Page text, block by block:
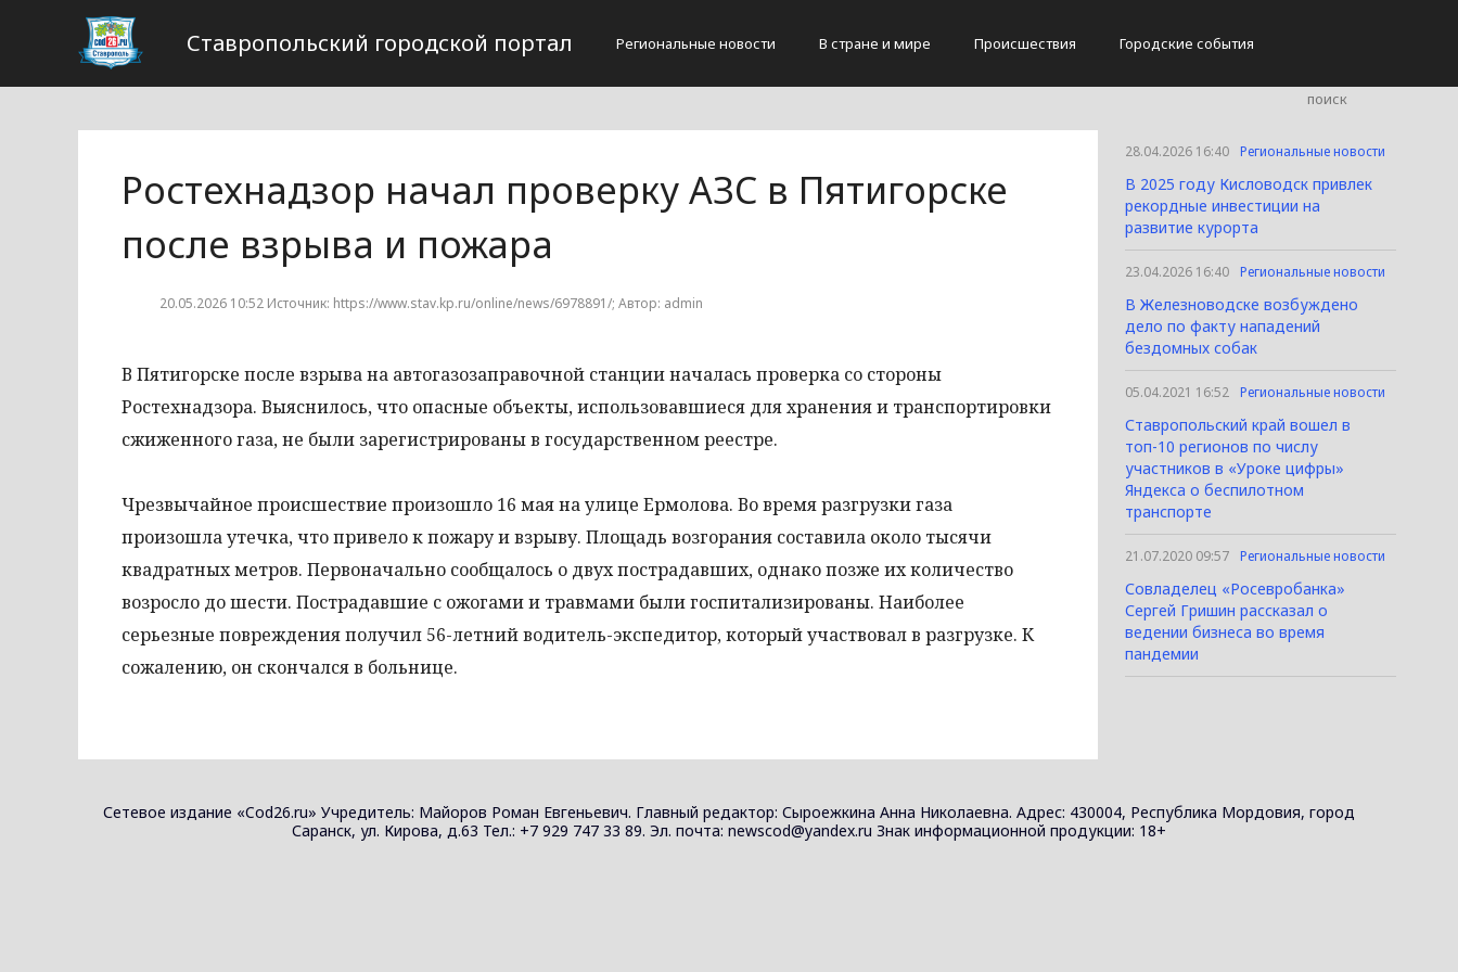
Ставропольский городской портал Региональные новости В стране и мире Происшествия Городские события
Ростехнадзор начал проверку АЗС в Пятигорске
после взрыва и пожара
20.05.2026 10:52 Источник: https://www.stav.kp.ru/online/news/6978891/; Автор: admin
В Пятигорске после взрыва на автогазозаправочной станции началась проверка со стороны
Ростехнадзора. Выяснилось, что опасные объекты, использовавшиеся для хранения и транспортировки
сжиженного газа, не были зарегистрированы в государственном реестре.
Чрезвычайное происшествие произошло 16 мая на улице Ермолова. Во время разгрузки газа
произошла утечка, что привело к пожару и взрыву. Площадь возгорания составила около тысячи
квадратных метров. Первоначально сообщалось о двух пострадавших, однако позже их количество
возросло до шести. Пострадавшие с ожогами и травмами были госпитализированы. Наиболее
серьезные повреждения получил 56-летний водитель-экспедитор, который участвовал в разгрузке. К
сожалению, он скончался в больнице.
28.04.2026 16:40 Региональные новости
В 2025 году Кисловодск привлек
рекордные инвестиции на
развитие курорта
23.04.2026 16:40 Региональные новости
В Железноводске возбуждено
дело по факту нападений
бездомных собак
05.04.2021 16:52 Региональные новости
Ставропольский край вошел в
топ-10 регионов по числу
участников в «Уроке цифры»
Яндекса о беспилотном
транспорте
21.07.2020 09:57 Региональные новости
Совладелец «Росевробанка»
Сергей Гришин рассказал о
ведении бизнеса во время
пандемии
Сетевое издание «Cod26.ru» Учредитель: Майоров Роман Евгеньевич. Главный редактор: Сыроежкина Анна Николаевна. Адрес: 430004, Республика Мордовия, город
Саранск, ул. Кирова, д.63 Тел.: +7 929 747 33 89. Эл. почта: newscod@yandex.ru Знак информационной продукции: 18+